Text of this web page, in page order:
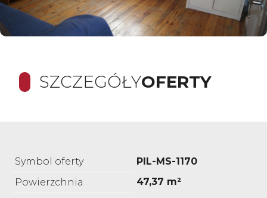
SZCZEGÓŁYOFERTY
Symbol oferty
PIL-MS-1170
Powierzchnia
47,37 m²